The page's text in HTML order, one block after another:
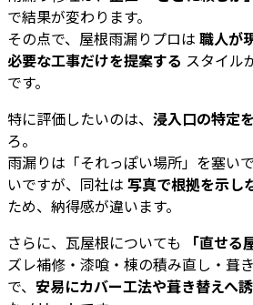
で結果が変わります。
その点で、屋根雨漏りプロは 職人が
必要な工事だけを提案する スタイル
です。
特に評価したいのは、 浸入口の特定
ろ。
雨漏りは「それっぽい場所」を塞い
いですが、同社は 写真で根拠を示し
ため、納得感が違います。
さらに、瓦屋根についても
「直せ
ズレ補修・漆喰・棟の積み直し・葺
で、 安易にカバー工法や葺き替えへ